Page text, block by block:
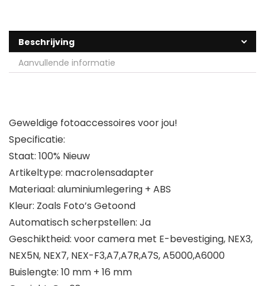
Beschrijving
Aanvullende informatie
Geweldige fotoaccessoires voor jou!
Specificatie:
Staat: 100% Nieuw
Artikeltype: macrolensadapter
Materiaal: aluminiumlegering + ABS
Kleur: Zoals Foto’s Getoond
Automatisch scherpstellen: Ja
Geschiktheid: voor camera met E-bevestiging, NEX3,
NEX5N, NEX7, NEX-F3,A7,A7R,A7S, A5000,A6000
Buislengte: 10 mm + 16 mm